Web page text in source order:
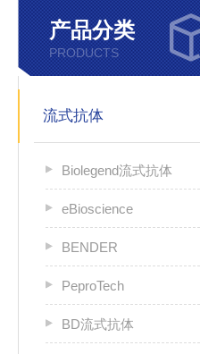
产品分类
PRODUCTS
流式抗体
Biolegend流式抗体
eBioscience
BENDER
PeproTech
BD流式抗体